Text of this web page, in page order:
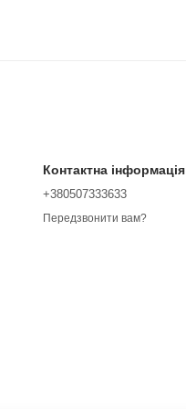
Контактна інформація
+380507333633
Передзвонити вам?